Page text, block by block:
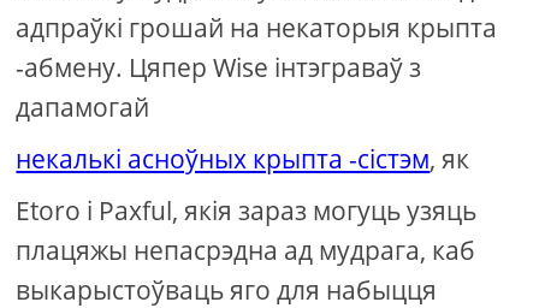
адпраўкі грошай на некаторыя крыпта
-абмену. Цяпер Wise інтэграваў з
дапамогай
некалькі асноўных крыпта -сістэм, як
Etoro і Paxful, якія зараз могуць узяць
плацяжы непасрэдна ад мудрага, каб
выкарыстоўваць яго для набыцця